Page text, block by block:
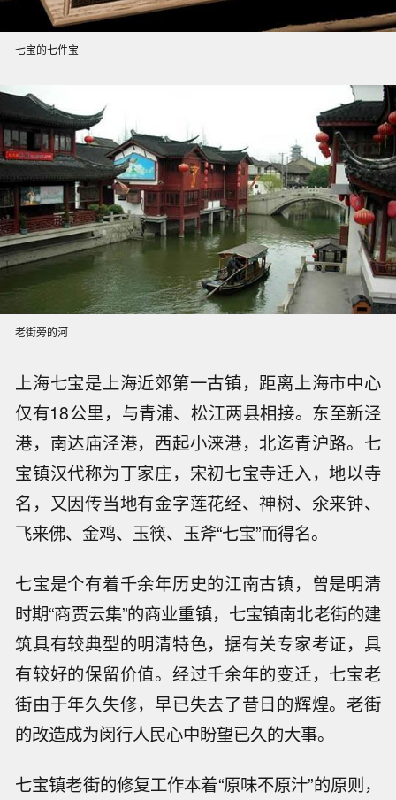
七宝的七件宝
老街旁的河
上海七宝是上海近郊第一古镇，距离上海市中心
仅有18公里，与青浦、松江两县相接。东至新泾
港，南达庙泾港，西起小涞港，北迄青沪路。七
宝镇汉代称为丁家庄，宋初七宝寺迁入，地以寺
名，又因传当地有金字莲花经、神树、氽来钟、
飞来佛、金鸡、玉筷、玉斧“七宝”而得名。
七宝是个有着千余年历史的江南古镇，曾是明清
时期“商贾云集”的商业重镇，七宝镇南北老街的建
筑具有较典型的明清特色，据有关专家考证，具
有较好的保留价值。经过千余年的变迁，七宝老
街由于年久失修，早已失去了昔日的辉煌。老街
的改造成为闵行人民心中盼望已久的大事。
七宝镇老街的修复工作本着“原味不原汁”的原则，